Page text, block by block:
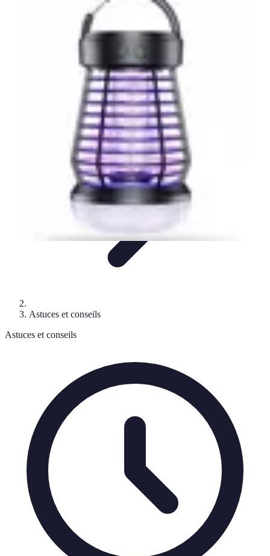
Jardinage Potager Plantes et Écologie
Conseils de Jardinage
Passion Jardinage
Astuces et conseils
Astuces et conseils